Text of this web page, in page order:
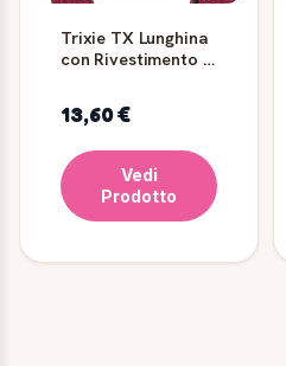
Trixie TX Lunghina
con Rivestimento in
13,60 €
Vedi
Prodotto